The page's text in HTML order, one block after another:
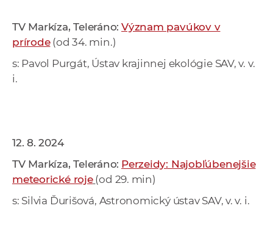
TV Markíza, Teleráno: Význam pavúkov v
prírode(od 34. min.)
s: Pavol Purgát, Ústav krajinnej ekológie SAV, v. v.
i.
12. 8. 2024
TV Markíza, Teleráno: Perzeidy: Najobľúbenejšie
meteorické roje (od 29. min)
s: Silvia Ďurišová, Astronomický ústav SAV, v. v. i.